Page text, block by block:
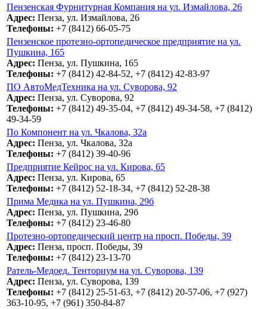
Пензенская Фурнитурная Компания на ул. Измайлова, 26
Адрес: Пенза, ул. Измайлова, 26
Телефоны: +7 (8412) 66-05-75
Пензенское протезно-ортопедическое предприятие на ул.
Пушкина, 165
Адрес: Пенза, ул. Пушкина, 165
Телефоны: +7 (8412) 42-84-52, +7 (8412) 42-83-97
ПО АвтоМедТехника на ул. Суворова, 92
Адрес: Пенза, ул. Суворова, 92
Телефоны: +7 (8412) 49-35-04, +7 (8412) 49-34-58, +7 (8412)
49-34-59
По Компонент на ул. Чкалова, 32а
Адрес: Пенза, ул. Чкалова, 32а
Телефоны: +7 (8412) 39-40-96
Предприятие Кейрос на ул. Кирова, 65
Адрес: Пенза, ул. Кирова, 65
Телефоны: +7 (8412) 52-18-34, +7 (8412) 52-28-38
Прима Медика на ул. Пушкина, 29б
Адрес: Пенза, ул. Пушкина, 29б
Телефоны: +7 (8412) 23-46-80
Протезно-ортопедический центр на просп. Победы, 39
Адрес: Пенза, просп. Победы, 39
Телефоны: +7 (8412) 23-13-70
Ратель-Медоед. Тенториум на ул. Суворова, 139
Адрес: Пенза, ул. Суворова, 139
Телефоны: +7 (8412) 25-51-63, +7 (8412) 20-57-06, +7 (927)
363-10-95, +7 (961) 350-84-87